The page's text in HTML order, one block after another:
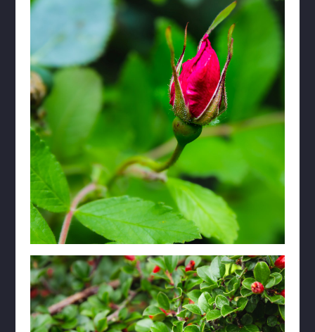
Lóndrangar
Nauthúsafoss
Okjökull
Rauðhólar
Reykjadalur
Reynisfjara
Seljalandsfoss
Skógafoss
Stóra-Sandvík